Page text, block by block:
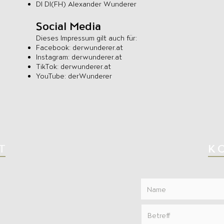
DI DI(FH) Alexander Wunderer
Social Media
Dieses Impressum gilt auch für:
Facebook: derwunderer.at
Instagram: derwunderer.at
TikTok: derwunderer.at
YouTube: derWunderer